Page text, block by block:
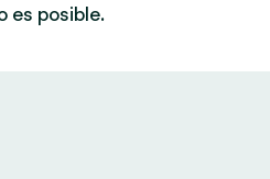
es posible.